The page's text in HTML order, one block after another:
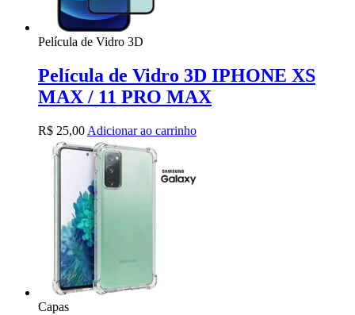
Película de Vidro 3D
Película de Vidro 3D IPHONE XS
MAX / 11 PRO MAX
R$ 25,00 Adicionar ao carrinho
Capas